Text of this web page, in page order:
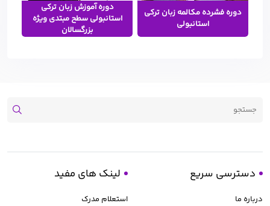
دوره فشرده مکالمه زبان ترکی
استانبولی
دوره آموزش زبان ترکی
استانبولی سطح مبتدی ویژه
بزرگسالان
دسترسی سریع
درباره ما
لینک های مفید
استعلام مدرک